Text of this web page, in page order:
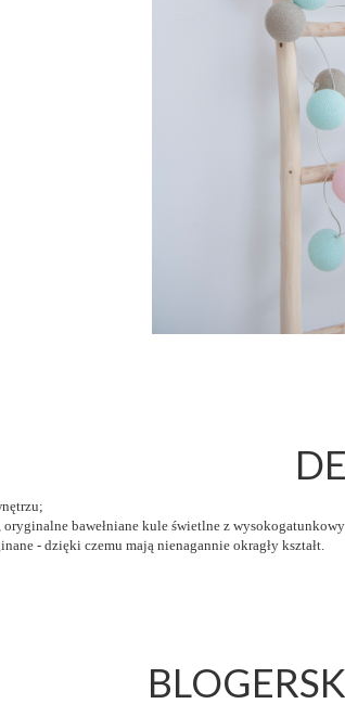
bawełniane kule świetlne z
- dzięki czemu mają nienagannie okragły kształt.